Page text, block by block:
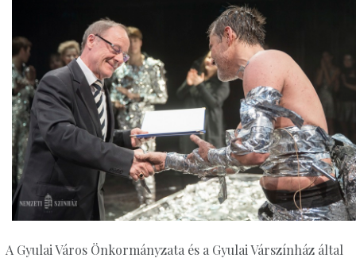
A Gyulai Város Önkormányzata és a Gyulai Várszínház által